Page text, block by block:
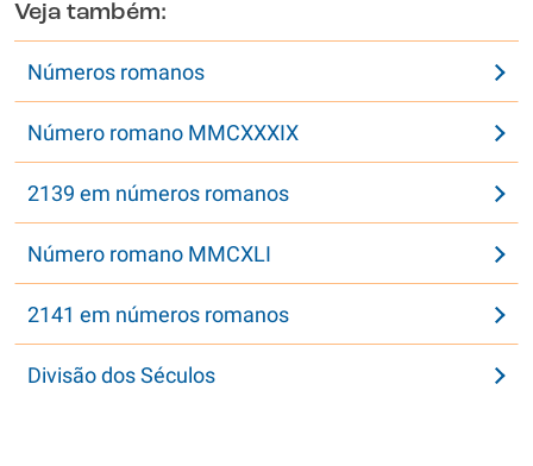
Veja também:
Números romanos
Número romano MMCXXXIX
2139 em números romanos
Número romano MMCXLI
2141 em números romanos
Divisão dos Séculos